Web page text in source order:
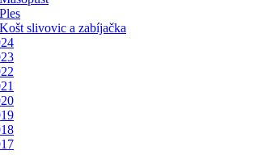
slivovic a zabíjačka